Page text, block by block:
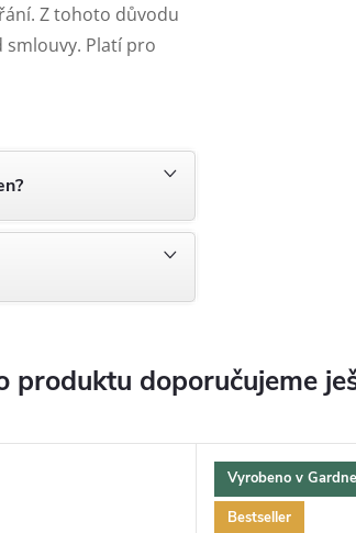
Z tohoto důvodu
smlouvy. Platí pro
produktu doporučujeme
Vyrobeno v
Bestseller